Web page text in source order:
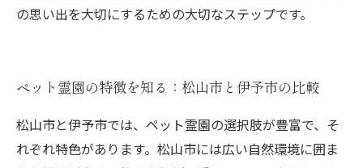
の思い出を大切にするための大切なステップです。
ペット霊園の特徴を知る：松山市と伊予市の比較
松山市と伊予市では、ペット霊園の選択肢が豊富で、そ
れぞれ特色があります。松山市には広い自然環境に囲ま